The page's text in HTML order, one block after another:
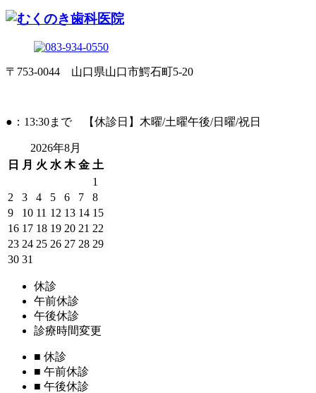
〒753-0044 山口県山口市鰐石町5-20
●：13:30まで 【休診日】木曜/土曜午後/日曜/祝日
2026年8月
日
月 火 水 木 金 土
1
2
3 4 5 6 7
8
9
10 11 12 13 14 15
16 17 18 19 20 21 22
23 24 25 26 27 28 29
30 31
休診
午前休診
午後休診
診療時間変更
■ 休診
■ 午前休診
■ 午後休診